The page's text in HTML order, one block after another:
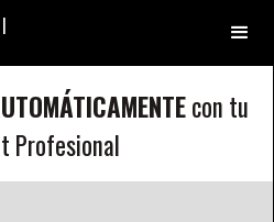
con tu
Profesional